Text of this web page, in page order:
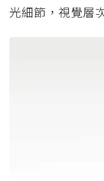
光細節，視覺層